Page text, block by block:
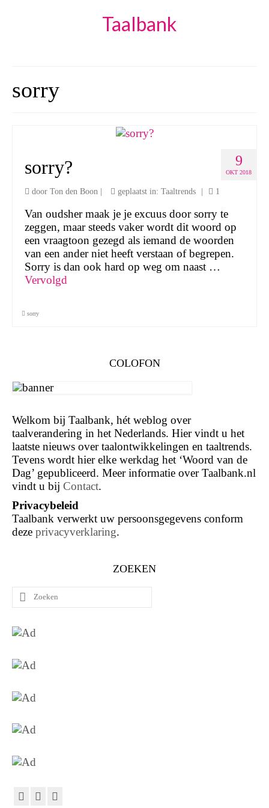
Taalbank
sorry
9
OKT 2018
sorry?
door Ton den Boon | geplaatst in: Taaltrends | 1
Van oudsher maak je je excuus door sorry te
zeggen, maar steeds vaker wordt dit woord op
een vraagtoon gezegd als iemand de woorden
van een ander niet heeft verstaan of begrepen.
Sorry is dan ook hard op weg om naast …
Vervolgd
sorry
COLOFON
Welkom bij Taalbank, hét weblog over
taalverandering in het Nederlands. Hier vindt u het
laatste nieuws over taalontwikkelingen en taaltrends.
Tevens wordt hier elke werkdag het ‘Woord van de
Dag’ gepubliceerd. Meer informatie over Taalbank.nl
vindt u bij Contact.
Privacybeleid
Taalbank verwerkt uw persoonsgegevens conform
deze privacyverklaring.
ZOEKEN
Zoeken
naar: